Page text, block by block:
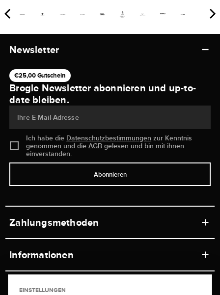
Newsletter
€25,00 Gutschein
Brogle Newsletter abonnieren und up-to-
date bleiben.
Ihre E-Mail-Adresse
Ich habe die Datenschutzbestimmungen zur Kenntnis
genommen und dieAGB gelesen und bin mit ihnen
einverstanden.
Abonnieren
Zahlungsmethoden
Informationen
Service
EINSTELLUNGEN